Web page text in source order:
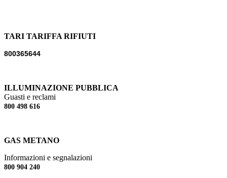
TARI TARIFFA RIFIUTI
800365644
ILLUMINAZIONE PUBBLICA
Guasti e reclami
800 498 616
GAS METANO
Informazioni e segnalazioni
800 904 240